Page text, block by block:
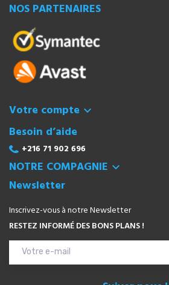
NOS PARTENAIRES
Votre compte 
Besoin d’aide
+216 71 902 696
NOTRE COMPAGNIE 
Newsletter
Inscrivez-vous à notre Newsletter
RESTEZ INFORMÉ DES BONS PLANS !